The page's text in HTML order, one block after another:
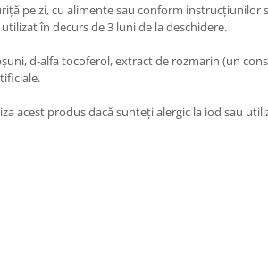
pe zi, cu alimente sau conform instrucțiunilor
în decurs de 3 luni de la deschidere.
d-alfa tocoferol, extract de rozmarin (un
acest produs dacă sunteți alergic la iod sau